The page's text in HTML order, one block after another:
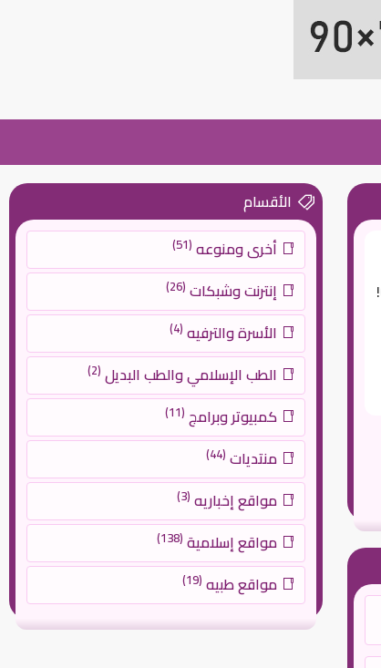
الأقسام
أخرى ومنوعه (51)
إنترنت وشبكات (26)
الأسرة والترفيه (4)
الطب الإسلامي والطب البديل (2)
كمبيوتر وبرامج (11)
منتديات (44)
مواقع إخباريه (3)
مواقع إسلامية (138)
مواقع طبيه (19)